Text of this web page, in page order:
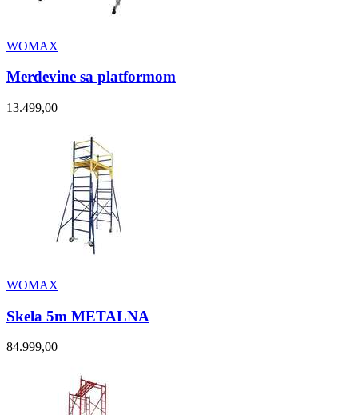
WOMAX
Merdevine sa platformom
13.499,00
WOMAX
Skela 5m METALNA
84.999,00